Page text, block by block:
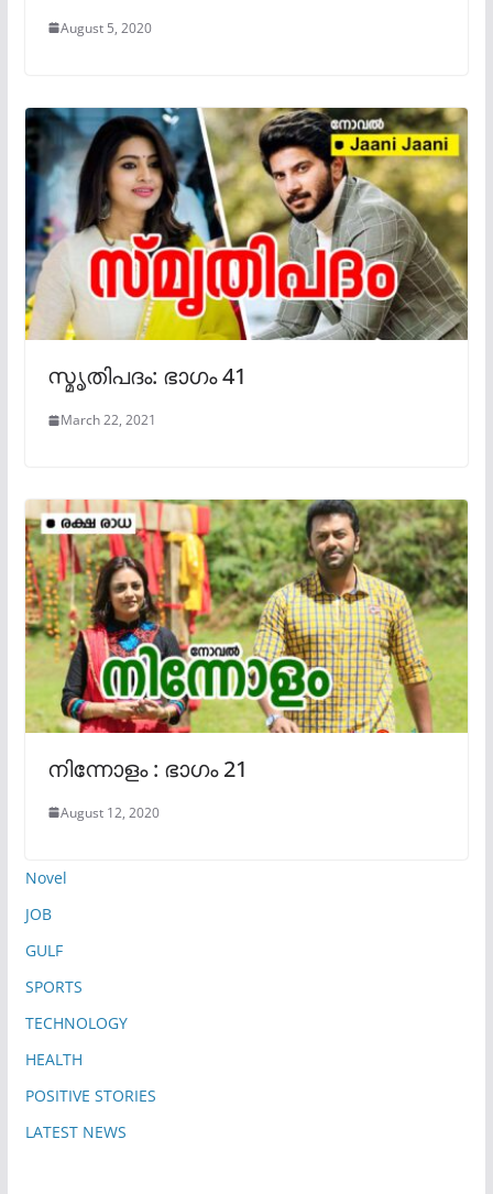
August 5, 2020
സ്മൃതിപദം: ഭാഗം 41
March 22, 2021
നിന്നോളം : ഭാഗം 21
August 12, 2020
Novel
JOB
GULF
SPORTS
TECHNOLOGY
HEALTH
POSITIVE STORIES
LATEST NEWS